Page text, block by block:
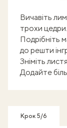
Вичавіть
трохи цедри.
Подрібніть
до решти
Зніміть
Додайте
Крок 5/6